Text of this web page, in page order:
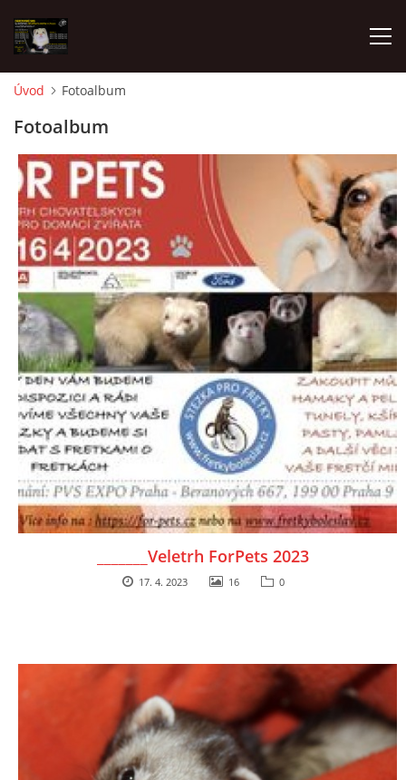
FRETKY V ÚTULKU
K ADOPCI
V PÉČI
VIRTUÁLNÍ ADOPCE
V NOVÝCH DOMOVECH
DFD - DOMOV FRETČÍCH DŮCHODCŮ
PODMÍNKY PŘEVZETÍ FRETKY.
PÉČE O FRETKU
CHCI SI POŘÍDIT FRETKU
Úvod Fotoalbum
Fotoalbum
_______Veletrh ForPets 2023
17. 4. 2023 16 0